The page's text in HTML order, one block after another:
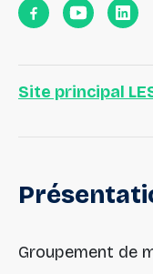
Site principal
Groupement de